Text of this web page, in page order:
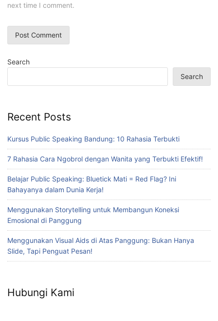
next time I comment.
Search
Search
Recent Posts
Kursus Public Speaking Bandung: 10 Rahasia Terbukti
7 Rahasia Cara Ngobrol dengan Wanita yang Terbukti Efektif!
Belajar Public Speaking: Bluetick Mati = Red Flag? Ini
Bahayanya dalam Dunia Kerja!
Menggunakan Storytelling untuk Membangun Koneksi
Emosional di Panggung
Menggunakan Visual Aids di Atas Panggung: Bukan Hanya
Slide, Tapi Penguat Pesan!
Hubungi Kami